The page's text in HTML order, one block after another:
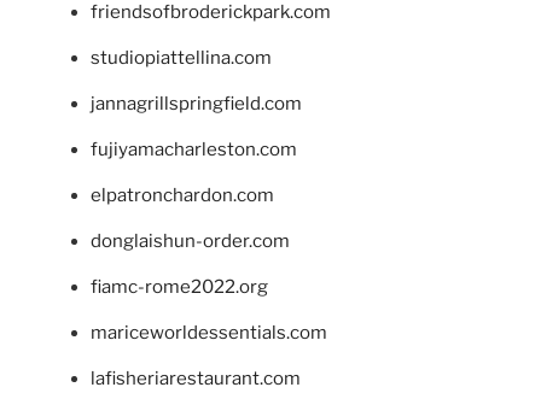
friendsofbroderickpark.com
studiopiattellina.com
jannagrillspringfield.com
fujiyamacharleston.com
elpatronchardon.com
donglaishun-order.com
fiamc-rome2022.org
mariceworldessentials.com
lafisheriarestaurant.com